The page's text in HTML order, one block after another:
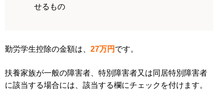
せるもの
勤労学生控除の金額は、 27万円 です。
扶養家族が一般の障害者、特別障害者又は同居特別障害者
に該当する場合には、該当する欄にチェックを付けます。